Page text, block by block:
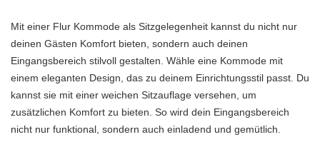
Mit einer Flur Kommode als Sitzgelegenheit kannst du nicht nur
deinen Gästen Komfort bieten, sondern auch deinen
Eingangsbereich stilvoll gestalten. Wähle eine Kommode mit
einem eleganten Design, das zu deinem Einrichtungsstil passt. Du
kannst sie mit einer weichen Sitzauflage versehen, um
zusätzlichen Komfort zu bieten. So wird dein Eingangsbereich
nicht nur funktional, sondern auch einladend und gemütlich.